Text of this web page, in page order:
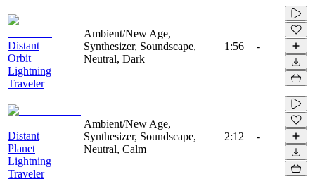
Distant
Orbit
Lightning
Traveler
Ambient/New Age,
Synthesizer, Soundscape,
Neutral, Dark
1:56 -
Distant
Planet
Lightning
Traveler
Ambient/New Age,
Synthesizer, Soundscape,
Neutral, Calm
2:12 -